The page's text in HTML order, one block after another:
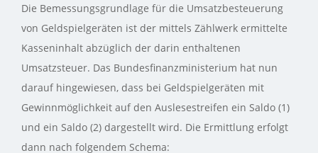
Die Bemessungsgrundlage für die Umsatzbesteuerung
von Geldspielgeräten ist der mittels Zählwerk ermittelte
Kasseninhalt abzüglich der darin enthaltenen
Umsatzsteuer. Das Bundesfinanzministerium hat nun
darauf hingewiesen, dass bei Geldspielgeräten mit
Gewinnmöglichkeit auf den Auslesestreifen ein Saldo (1)
und ein Saldo (2) dargestellt wird. Die Ermittlung erfolgt
dann nach folgendem Schema: